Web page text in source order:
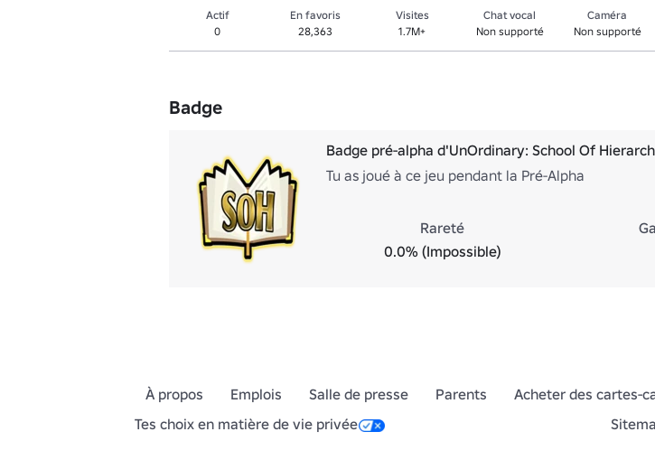
Actif
0
En favoris
28,363
Visites
1.7M+
Chat vocal
Non supporté
Caméra
Non supporté
Badge
Badge pré-alpha d'UnOrdinary: School Of
Tu as joué à ce jeu pendant la Pré-Alpha
Rareté
0.0% (Impossible)
À propos Emplois Salle de presse Parents Acheter des cartes-
Tes choix en matière de vie privée